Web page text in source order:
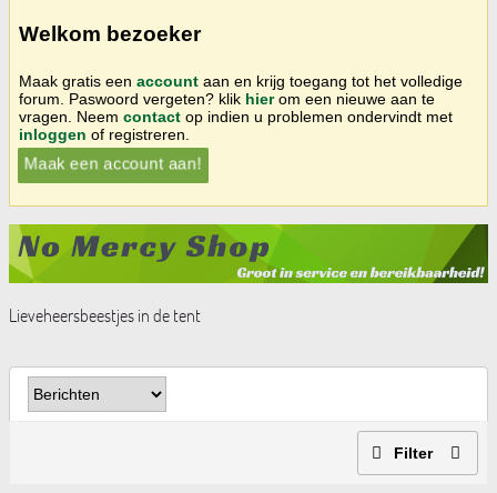
Welkom bezoeker
Maak gratis een account aan en krijg toegang tot het volledige
forum. Paswoord vergeten? klik hierom een nieuwe aan te
vragen. Neem contact op indien u problemen ondervindt met
inloggen of registreren.
Maak een account aan!
Lieveheersbeestjes in de tent
Filter